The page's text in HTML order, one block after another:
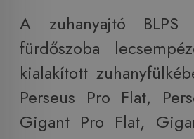
A zuhanyajtó
fürdőszoba
kialakított
Perseus Pro Flat,
Gigant Pro Flat,